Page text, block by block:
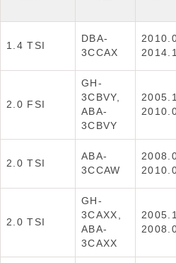
1.4 TSI
DBA-
3CCAX
2.0 FSI
GH-
3CBVY,
ABA-
3CBVY
2.0 TSI
ABA-
3CCAW
2.0 TSI
GH-
3CAXX,
ABA-
3CAXX